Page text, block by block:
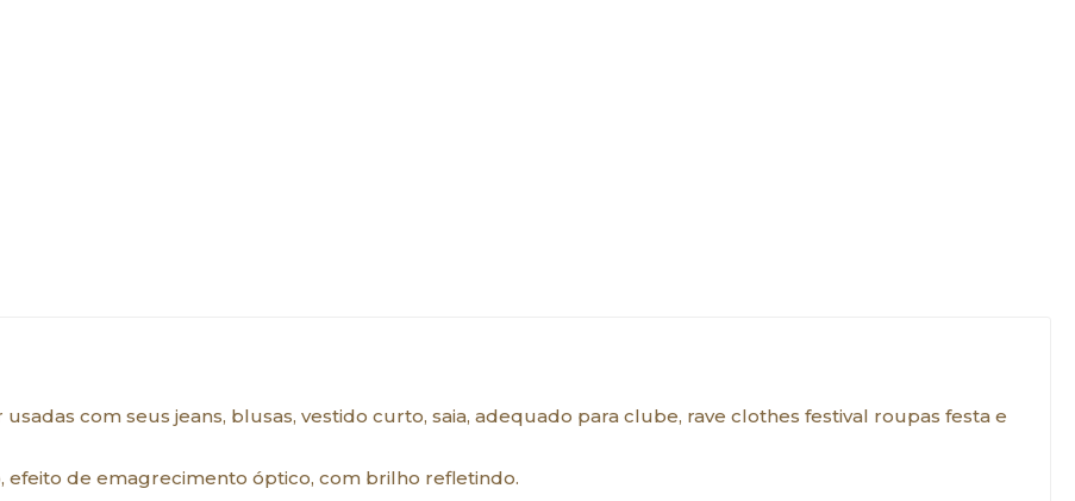
com seus jeans, blusas, vestido curto, saia, adequado para clube, rave clothes festival roupas festa e
efeito de emagrecimento óptico, com brilho refletindo.